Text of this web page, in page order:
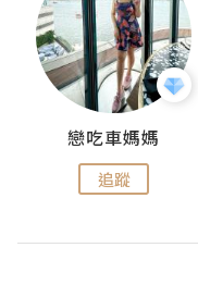
戀吃車媽媽
追蹤